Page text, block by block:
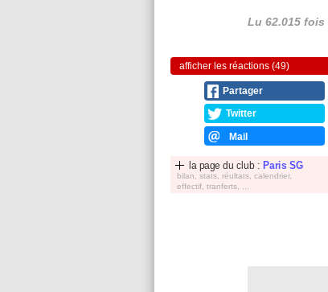
Lu 62.015 fois
afficher les réactions (49)
Partager
Twitter
Mail
la page du club : Paris SG
bilan, stats, réultats, calendrier,
effectif, tranferts, ...